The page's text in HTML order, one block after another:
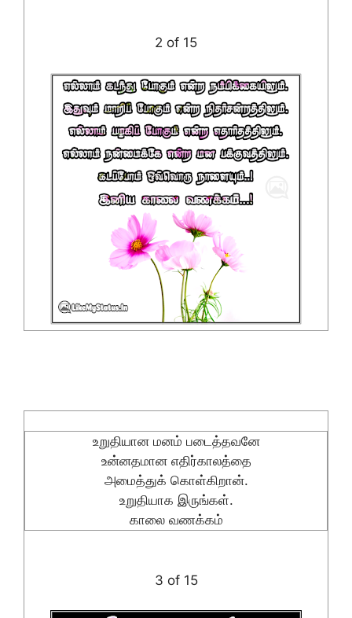
2 of 15
உறுதியான மனம் படைத்தவனே
உன்னதமான எதிர்காலத்தை
அமைத்துக் கொள்கிறான்.
உறுதியாக இருங்கள்.
காலை வணக்கம்
3 of 15